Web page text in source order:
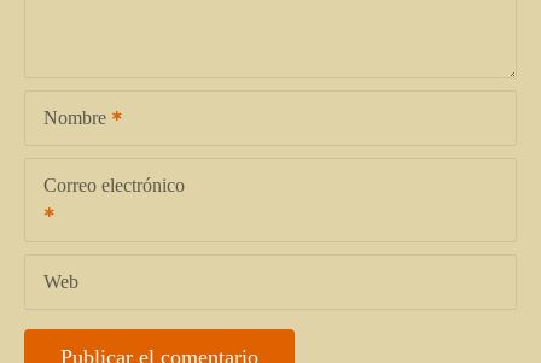
Nombre
Correo electrónico
Web